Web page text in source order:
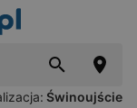
Świnoujście